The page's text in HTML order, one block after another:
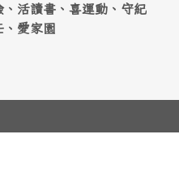
活讀書、喜運動、守紀
愛家園